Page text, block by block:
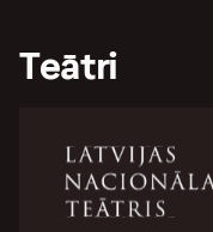
Teātri